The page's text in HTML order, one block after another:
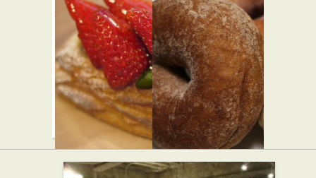
パティス
リー ビヤ
ンネート
ル ★★☆
スイーツ
ガテモタ
ブン ★★☆
アジア・エスニッ